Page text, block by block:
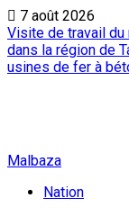
7 août 2026
Visite de travail du
dans la région de
usines de fer à
Malbaza
Nation